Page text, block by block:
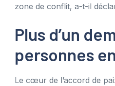
zone de conflit, a-t-il
Plus d’un
personnes
Le cœur de l’accord de